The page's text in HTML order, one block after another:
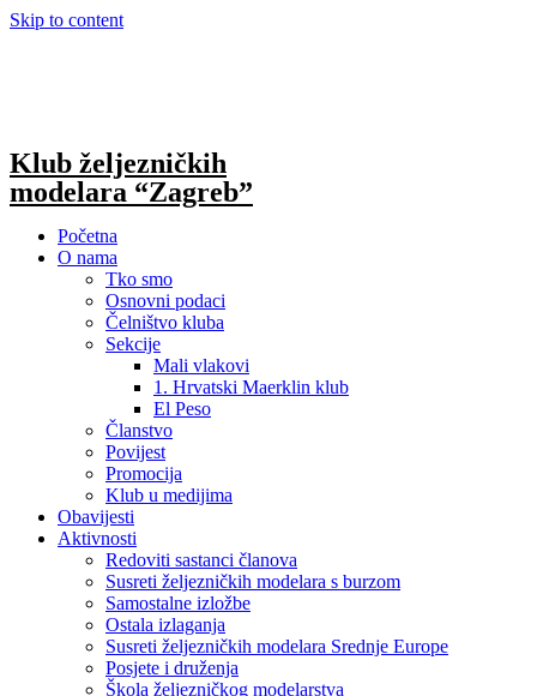
Skip to content
Klub željezničkih
modelara “Zagreb”
Početna
O nama
Tko smo
Osnovni podaci
Čelništvo kluba
Sekcije
Mali vlakovi
1. Hrvatski Maerklin klub
El Peso
Članstvo
Povijest
Promocija
Klub u medijima
Obavijesti
Aktivnosti
Redoviti sastanci članova
Susreti željezničkih modelara s burzom
Samostalne izložbe
Ostala izlaganja
Susreti željezničkih modelara Srednje Europe
Posjete i druženja
Škola željezničkog modelarstva